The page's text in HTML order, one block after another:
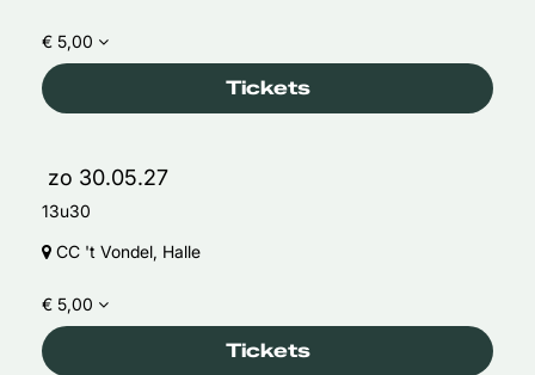
€ 5,00
Tickets
zo 30.05.27
13u30
CC 't Vondel, Halle
€ 5,00
Tickets